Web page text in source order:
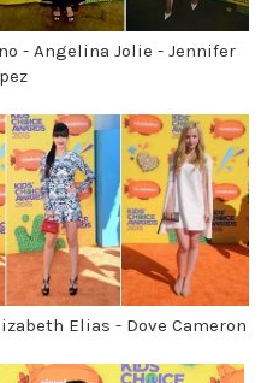
- Angelina Jolie - Jennifer
Elias - Dove Cameron